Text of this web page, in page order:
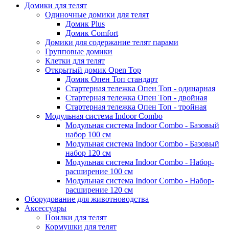
Домики для телят
Одиночные домики для телят
Домик Plus
Домик Comfort
Домики для содержание телят парами
Групповые домики
Клетки для телят
Открытый домик Open Top
Домик Опен Топ стандарт
Стартерная тележка Опен Топ - одинарная
Стартерная тележка Опен Топ - двойная
Стартерная тележка Опен Топ - тройная
Модульная система Indoor Combo
Модульная система Indoor Combo - Базовый
набор 100 см
Модульная система Indoor Combo - Базовый
набор 120 см
Модульная система Indoor Combo - Набор-
расширение 100 см
Модульная система Indoor Combo - Набор-
расширение 120 см
Оборудование для животноводства
Аксессуары
Поилки для телят
Кормушки для телят